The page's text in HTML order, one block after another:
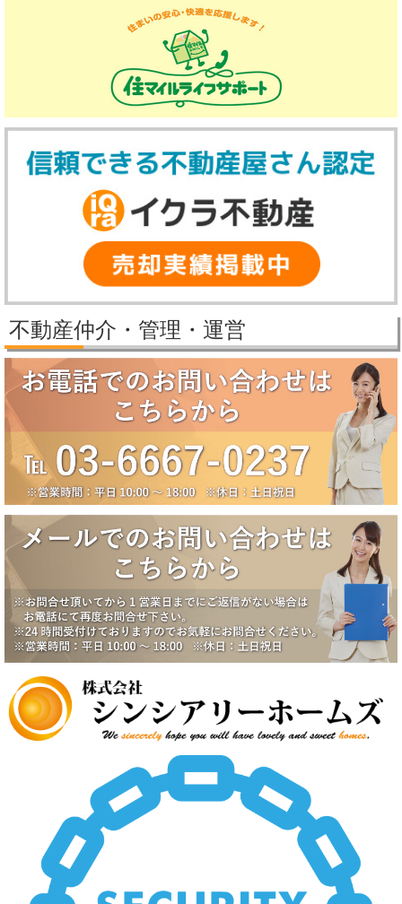
暇
と
な
り
ま
す。
年
1
月
9
日
通
常
営
業
と
な
り
ま
す。
は
ジオ茅ヶ崎フレシア価格改定しました。
プレイスヴィラ喜多見成約になりました。
賃貸物件公開しました。
2025年冬季休業のお知らせ（12月27日～1月5日）
す。
【冬季休業期間】
休業期間中にいただいたお問い合わせ等につきましては、2026年1月6
日（火）より順次対応させていただきます。
パレステージ日吉さくらが丘価格改定しました。
新規物件公開しました。
2025/9/29
パレステージ日吉さくらが丘価格改定しました。
2025/9/5
賃貸物件公開しました。
2025/8/5
2025年夏季休業のお知らせ（8月10日～8月18日）
誠に勝手ながら、弊社では下記の期間を夏季休業とさせていただきま
す。
【夏季休業期間】
2025年8月10日（日）～2025年8月18日（月）
休業期間中にいただいたお問い合わせ等につきましては、8月19日
（火）より順次対応させていただきます。
2025/6/17
大田区田園調布5丁目戸建成約になりました。
2025/6/17
八潮市南川崎戸建成約になりました。
2025/6/17
一番町シティハウス成約になりました。
2025/6/2
賃貸物件公開しました。
2025/5/19
2025/5/19
田園調布5丁目戸建価格改定
2025/5/19
八潮市南川崎戸建価格改定
いすみ市大原台土地価格改定
新規物件公開しました。
2025/4/2
新規物件公開しました。
2025/3/5
新規物件2件公開しました。
2025/2/21
不動産仲介・管理・運営